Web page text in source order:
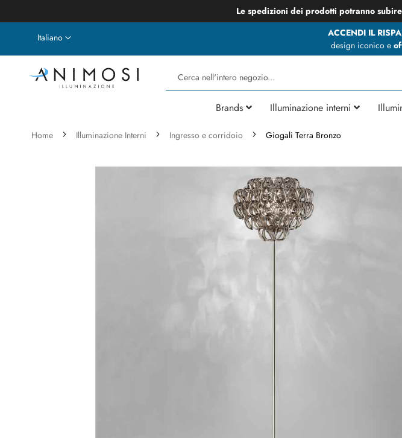
Le spedizioni dei prodotti potranno
ACCENDI IL
design iconico e
Lingua
Italiano
Cerca
Brands Illuminazione interni
Home Illuminazione Interni Ingresso e corridoio Giogali Terra Bronzo